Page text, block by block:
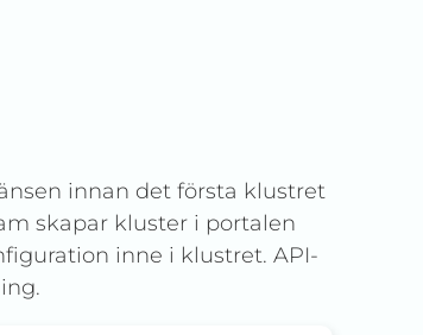
innan det första klustret
skapar kluster i portalen
inne i klustret. API-